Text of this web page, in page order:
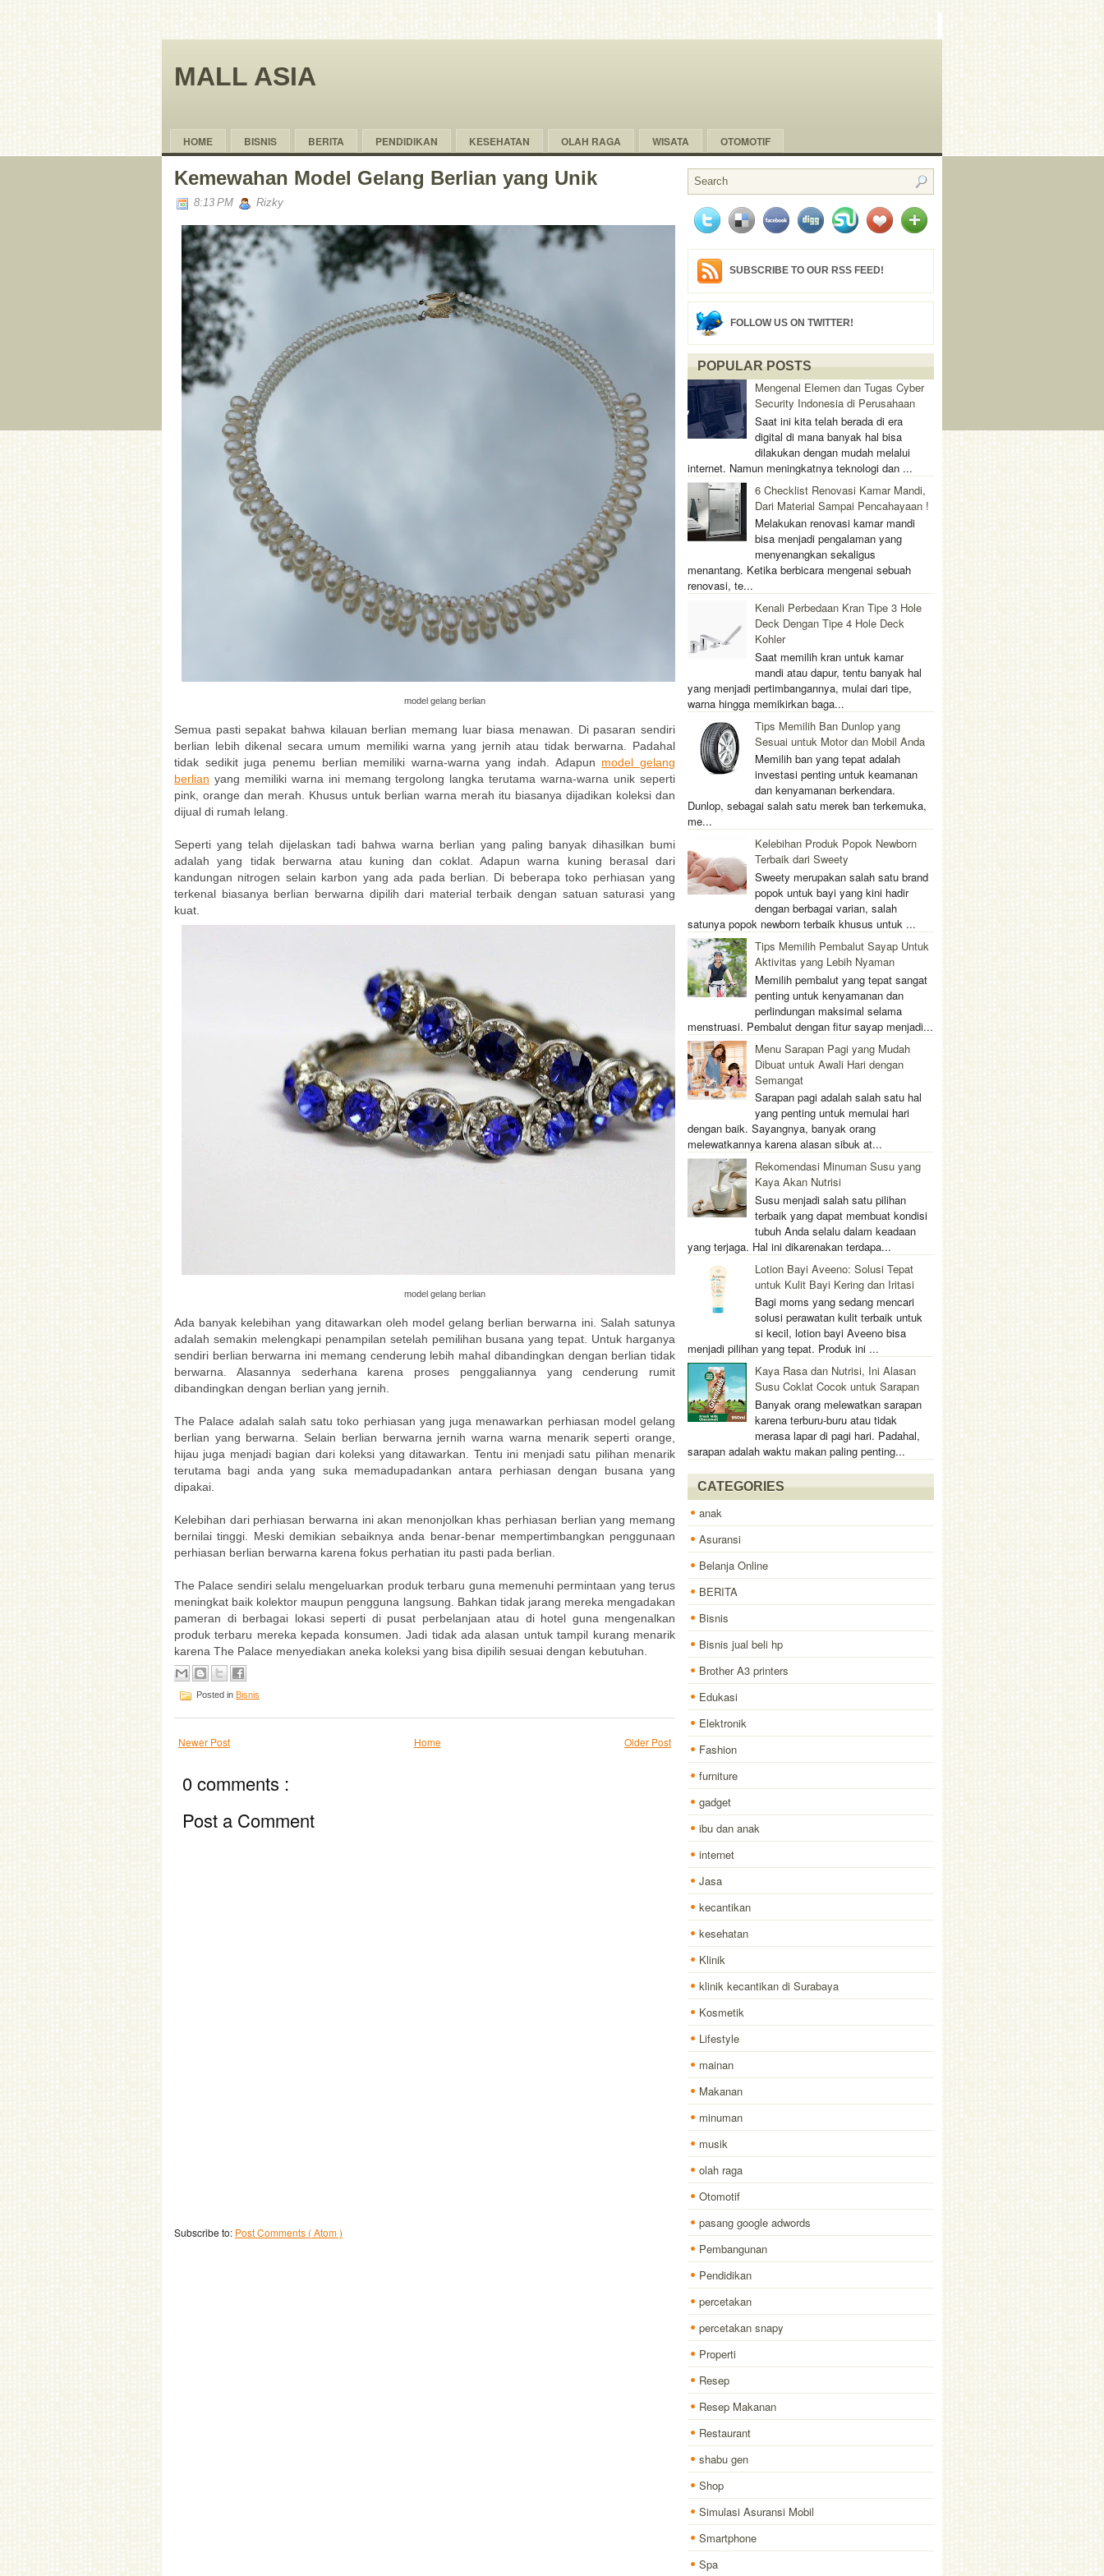
MALL ASIA
HOME BISNIS BERITA PENDIDIKAN KESEHATAN OLAH RAGA WISATA OTOMOTIF
Kemewahan Model Gelang Berlian yang Unik
8:13 PM Rizky
model gelang berlian
Semua pasti sepakat bahwa kilauan berlian memang luar biasa menawan. Di pasaran sendiri
berlian lebih dikenal secara umum memiliki warna yang jernih atau tidak berwarna. Padahal
tidak sedikit juga penemu berlian memiliki warna-warna yang indah. Adapun model gelang
berlian yang memiliki warna ini memang tergolong langka terutama warna-warna unik seperti
pink, orange dan merah. Khusus untuk berlian warna merah itu biasanya dijadikan koleksi dan
dijual di rumah lelang.
Seperti yang telah dijelaskan tadi bahwa warna berlian yang paling banyak dihasilkan bumi
adalah yang tidak berwarna atau kuning dan coklat. Adapun warna kuning berasal dari
kandungan nitrogen selain karbon yang ada pada berlian. Di beberapa toko perhiasan yang
terkenal biasanya berlian berwarna dipilih dari material terbaik dengan satuan saturasi yang
kuat.
model gelang berlian
Ada banyak kelebihan yang ditawarkan oleh model gelang berlian berwarna ini. Salah satunya
adalah semakin melengkapi penampilan setelah pemilihan busana yang tepat. Untuk harganya
sendiri berlian berwarna ini memang cenderung lebih mahal dibandingkan dengan berlian tidak
berwarna. Alasannya sederhana karena proses penggaliannya yang cenderung rumit
dibandingkan dengan berlian yang jernih.
The Palace adalah salah satu toko perhiasan yang juga menawarkan perhiasan model gelang
berlian yang berwarna. Selain berlian berwarna jernih warna warna menarik seperti orange,
hijau juga menjadi bagian dari koleksi yang ditawarkan. Tentu ini menjadi satu pilihan menarik
terutama bagi anda yang suka memadupadankan antara perhiasan dengan busana yang
dipakai.
Kelebihan dari perhiasan berwarna ini akan menonjolkan khas perhiasan berlian yang memang
bernilai tinggi. Meski demikian sebaiknya anda benar-benar mempertimbangkan penggunaan
perhiasan berlian berwarna karena fokus perhatian itu pasti pada berlian.
The Palace sendiri selalu mengeluarkan produk terbaru guna memenuhi permintaan yang terus
meningkat baik kolektor maupun pengguna langsung. Bahkan tidak jarang mereka mengadakan
pameran di berbagai lokasi seperti di pusat perbelanjaan atau di hotel guna mengenalkan
produk terbaru mereka kepada konsumen. Jadi tidak ada alasan untuk tampil kurang menarik
karena The Palace menyediakan aneka koleksi yang bisa dipilih sesuai dengan kebutuhan.
Posted in Bisnis
Newer Post Older Post
Home
0 comments :
Post a Comment
Subscribe to: Post Comments ( Atom )
SUBSCRIBE TO OUR RSS FEED!
FOLLOW US ON TWITTER!
POPULAR POSTS
Mengenal Elemen dan Tugas Cyber
Security Indonesia di Perusahaan
Saat ini kita telah berada di era
digital di mana banyak hal bisa
dilakukan dengan mudah melalui
internet. Namun meningkatnya teknologi dan ...
6 Checklist Renovasi Kamar Mandi,
Dari Material Sampai Pencahayaan !
Melakukan renovasi kamar mandi
bisa menjadi pengalaman yang
menyenangkan sekaligus
menantang. Ketika berbicara mengenai sebuah
renovasi, te...
Kenali Perbedaan Kran Tipe 3 Hole
Deck Dengan Tipe 4 Hole Deck
Kohler
Saat memilih kran untuk kamar
mandi atau dapur, tentu banyak hal
yang menjadi pertimbangannya, mulai dari tipe,
warna hingga memikirkan baga...
Tips Memilih Ban Dunlop yang
Sesuai untuk Motor dan Mobil Anda
Memilih ban yang tepat adalah
investasi penting untuk keamanan
dan kenyamanan berkendara.
Dunlop, sebagai salah satu merek ban terkemuka,
me...
Kelebihan Produk Popok Newborn
Terbaik dari Sweety
Sweety merupakan salah satu brand
popok untuk bayi yang kini hadir
dengan berbagai varian, salah
satunya popok newborn terbaik khusus untuk ...
Tips Memilih Pembalut Sayap Untuk
Aktivitas yang Lebih Nyaman
Memilih pembalut yang tepat sangat
penting untuk kenyamanan dan
perlindungan maksimal selama
menstruasi. Pembalut dengan fitur sayap menjadi...
Menu Sarapan Pagi yang Mudah
Dibuat untuk Awali Hari dengan
Semangat
Sarapan pagi adalah salah satu hal
yang penting untuk memulai hari
dengan baik. Sayangnya, banyak orang
melewatkannya karena alasan sibuk at...
Rekomendasi Minuman Susu yang
Kaya Akan Nutrisi
Susu menjadi salah satu pilihan
terbaik yang dapat membuat kondisi
tubuh Anda selalu dalam keadaan
yang terjaga. Hal ini dikarenakan terdapa...
Lotion Bayi Aveeno: Solusi Tepat
untuk Kulit Bayi Kering dan Iritasi
Bagi moms yang sedang mencari
solusi perawatan kulit terbaik untuk
si kecil, lotion bayi Aveeno bisa
menjadi pilihan yang tepat. Produk ini ...
Kaya Rasa dan Nutrisi, Ini Alasan
Susu Coklat Cocok untuk Sarapan
Banyak orang melewatkan sarapan
karena terburu-buru atau tidak
merasa lapar di pagi hari. Padahal,
sarapan adalah waktu makan paling penting...
CATEGORIES
anak
Asuransi
Belanja Online
BERITA
Bisnis
Bisnis jual beli hp
Brother A3 printers
Edukasi
Elektronik
Fashion
furniture
gadget
ibu dan anak
internet
Jasa
kecantikan
kesehatan
Klinik
klinik kecantikan di Surabaya
Kosmetik
Lifestyle
mainan
Makanan
minuman
musik
olah raga
Otomotif
pasang google adwords
Pembangunan
Pendidikan
percetakan
percetakan snapy
Properti
Resep
Resep Makanan
Restaurant
shabu gen
Shop
Simulasi Asuransi Mobil
Smartphone
Spa